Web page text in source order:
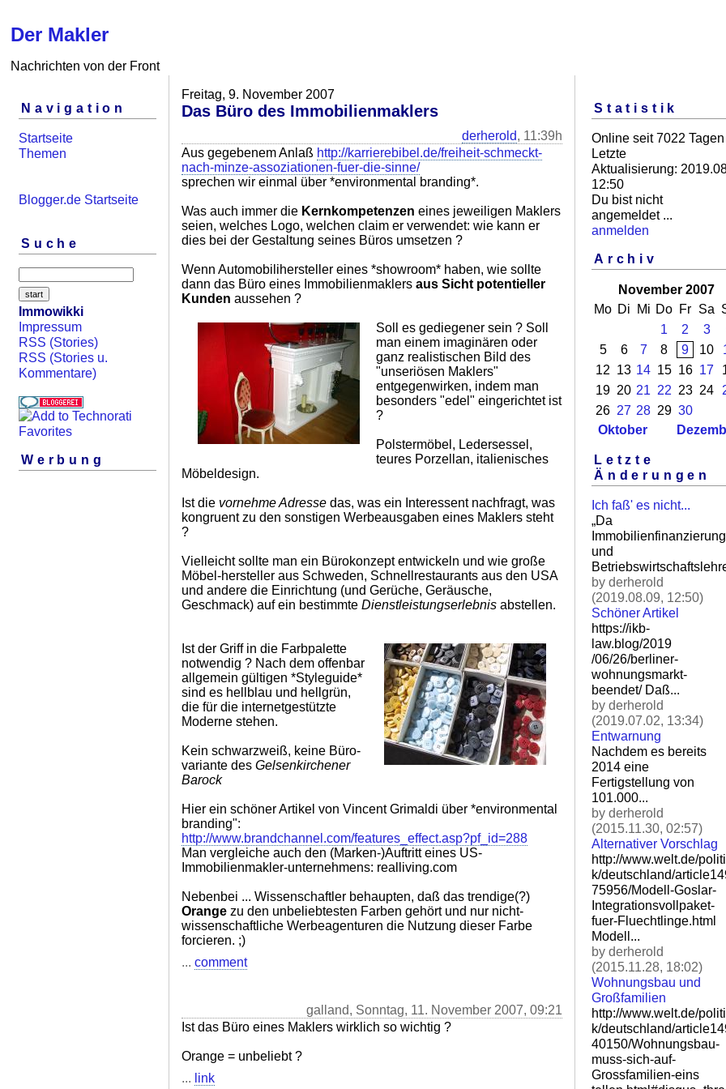
Der Makler
Nachrichten von der Front
Navigation
Startseite
Themen
Blogger.de Startseite
Suche
Immowikki
Impressum
RSS (Stories)
RSS (Stories u.
Kommentare)
Werbung
Freitag, 9. November 2007
Das Büro des Immobilienmaklers
derherold, 11:39h
Aus gegebenem Anlaß http://karrierebibel.de/freiheit-schmeckt-
nach-minze-assoziationen-fuer-die-sinne/
sprechen wir einmal über *environmental branding*.
Was auch immer die Kernkompetenzen eines jeweiligen Maklers
seien, welches Logo, welchen claim er verwendet: wie kann er
dies bei der Gestaltung seines Büros umsetzen ?
Wenn Automobilihersteller eines *showroom* haben, wie sollte
dann das Büro eines Immobilienmaklers aus Sicht potentieller
Kunden aussehen ?
Soll es gediegener sein ? Soll
man einem imaginären oder
ganz realistischen Bild des
"unseriösen Maklers"
entgegenwirken, indem man
besonders "edel" eingerichtet ist
?
Polstermöbel, Ledersessel,
teures Porzellan, italienisches
Möbeldesign.
Ist die vornehme Adresse das, was ein Interessent nachfragt, was
kongruent zu den sonstigen Werbeausgaben eines Maklers steht
?
Vielleicht sollte man ein Bürokonzept entwickeln und wie große
Möbel-hersteller aus Schweden, Schnellrestaurants aus den USA
und andere die Einrichtung (und Gerüche, Geräusche,
Geschmack) auf ein bestimmte Dienstleistungserlebnis abstellen.
Ist der Griff in die Farbpalette
notwendig ? Nach dem offenbar
allgemein gültigen *Styleguide*
sind es hellblau und hellgrün,
die für die internetgestützte
Moderne stehen.
Kein schwarzweiß, keine Büro-
variante des Gelsenkirchener
Barock
Hier ein schöner Artikel von Vincent Grimaldi über *environmental
branding":
http://www.brandchannel.com/features_effect.asp?pf_id=288
Man vergleiche auch den (Marken-)Auftritt eines US-
Immobilienmakler-unternehmens: realliving.com
Nebenbei ... Wissenschaftler behaupten, daß das trendige(?)
Orange zu den unbeliebtesten Farben gehört und nur nicht-
wissenschaftliche Werbeagenturen die Nutzung dieser Farbe
forcieren. ;)
... comment
galland, Sonntag, 11. November 2007, 09:21
Ist das Büro eines Maklers wirklich so wichtig ?
Orange = unbeliebt ?
... link
Statistik
Online seit 7022 Tagen
Letzte
Aktualisierung:
12:50
Du bist nicht
angemeldet ...
anmelden
Archiv
November 2007
Mo Di Mi Do Fr Sa
1
2 3
5
6 7 8 9 10
12 13 14 15 16 17
19 20 21 22 23 24
26 27 28 29 30
Oktober
Letzte
Änderungen
Ich faß' es nicht...
„Da
Immobilienfinanzierung
und
by derherold
(2019.08.09, 12:50)
Schöner Artikel
https://ikb-
law.blog/2019
/06/26/berliner-
wohnungsmarkt-
beendet/ Daß...
by derherold
(2019.07.02, 13:34)
Entwarnung
Nachdem es bereits
2014 eine
Fertigstellung von
101.000...
by derherold
(2015.11.30, 02:57)
Alternativer Vorschlag
http://www.welt.de/politi
k/deutschland/
75956/Modell-Goslar-
Integrationsvollpaket-
fuer-Fluechtlinge.html
Modell...
by derherold
(2015.11.28, 18:02)
Wohnungsbau und
Großfamilien
http://www.welt.de/politi
k/deutschland/
40150/Wohnungsbau-
muss-sich-auf-
Grossfamilien-eins